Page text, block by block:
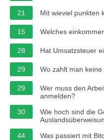
21 Mit wieviel punkten
15 Welches
28 Hat Umsatzsteuer
29 Wo zahlt man
29
Wer muss den
anmelden?
30
Wie hoch sind die
44
Was passiert mit